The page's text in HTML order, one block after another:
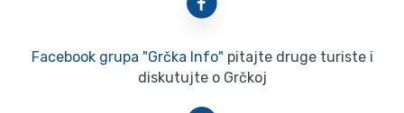
Facebook grupa "Grčka Info" pitajte druge turiste i
diskutujte o Grčkoj